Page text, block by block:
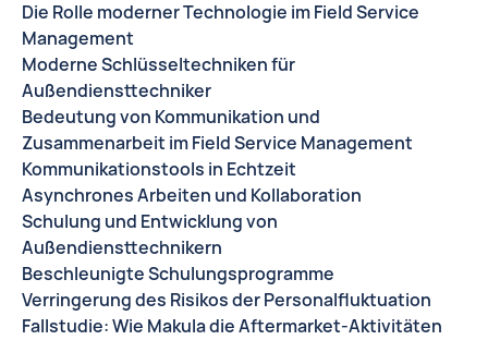
Die Rolle moderner Technologie im Field Service
Management
Moderne Schlüsseltechniken für
Außendiensttechniker
Bedeutung von Kommunikation und
Zusammenarbeit im Field Service Management
Kommunikationstools in Echtzeit
Asynchrones Arbeiten und Kollaboration
Schulung und Entwicklung von
Außendiensttechnikern
Beschleunigte Schulungsprogramme
Verringerung des Risikos der Personalfluktuation
Fallstudie: Wie Makula die Aftermarket-Aktivitäten